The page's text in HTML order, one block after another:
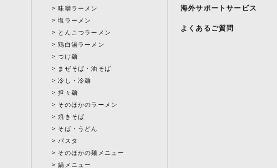
味噌ラーメン
塩ラーメン
とんこつラーメン
鶏白湯ラーメン
つけ麺
まぜそば・油そば
冷し・冷麺
担々麺
そのほかのラーメン
焼きそば
そば・うどん
パスタ
そのほかの麺メニュー
鍋メニュー
海外サポートサービス
よくあるご質問